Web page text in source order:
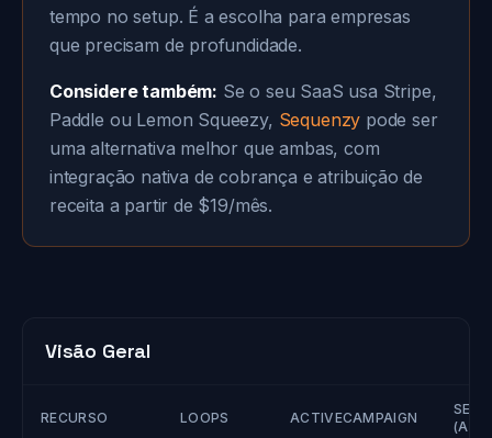
tempo no setup. É a escolha para empresas
que precisam de profundidade.
Considere também: Se o seu SaaS usa Stripe,
Paddle ou Lemon Squeezy, Sequenzy pode ser
uma alternativa melhor que ambas, com
integração nativa de cobrança e atribuição de
receita a partir de $19/mês.
Visão Geral
RECURSO LOOPS ACTIVECAMPAIGN